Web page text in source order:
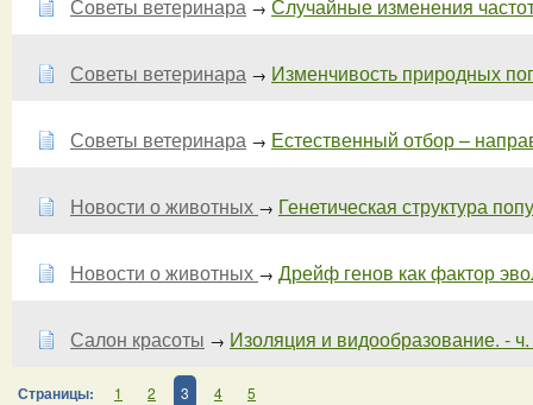
Советы ветеринара → Случайные изменения
Советы ветеринара → Изменчивость природных
Советы ветеринара → Естественный отбор –
Новости о животных → Генетическая структура
Новости о животных → Дрейф генов как фактор
Салон красоты → Изоляция и видообразование. -
Страницы: 1 2 3 4 5